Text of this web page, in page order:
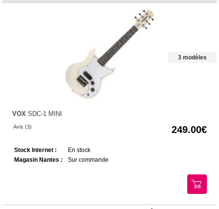
3 modèles
VOX SDC-1 MINI
Avis (3) 249.00
Stock Internet :
En stock
Magasin Nantes :
Sur commande